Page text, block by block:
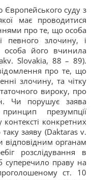
суду з
має проводитися
про те, що особа
певного злочину, і
його вчинила
Slovakia, 88 – 89).
про те, що
злочину, та чітку
вироку, про
Чи порушує заява
презумпції
контексті конкретних
заяву (Daktaras v.
органам
розслідування в
суперечило праву на
ст. 10